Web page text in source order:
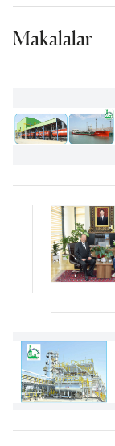
Makalalar